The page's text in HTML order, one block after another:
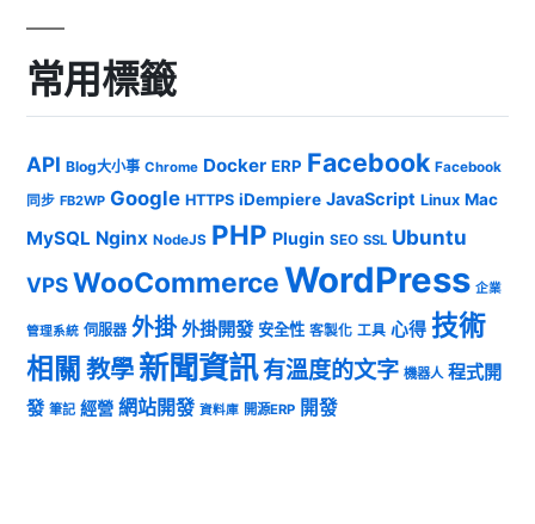
常用標籤
API Blog大小事 Chrome Docker ERP Facebook Facebook
同步 FB2WP Google HTTPS iDempiere JavaScript Linux Mac
MySQL Nginx NodeJS PHP Plugin SEO SSL Ubuntu
VPSWooCommerceWordPress 企業
管理系統 伺服器 外掛 外掛開發 安全性 客製化 工具 心得 技術
相關 教學 新聞資訊有溫度的文字 機器人 程式開
發 筆記 經營 網站開發 資料庫 開源ERP 開發